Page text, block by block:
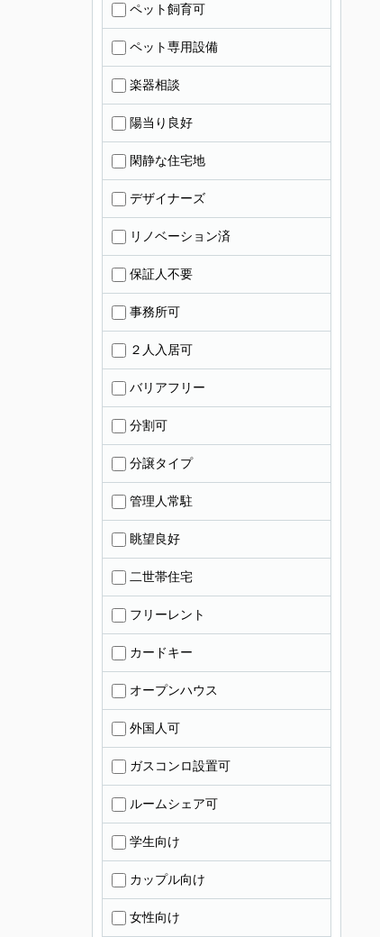
ペット飼育可
ペット専用設備
楽器相談
陽当り良好
閑静な住宅地
デザイナーズ
リノベーション済
保証人不要
事務所可
２人入居可
バリアフリー
分割可
分譲タイプ
管理人常駐
眺望良好
二世帯住宅
フリーレント
カードキー
オープンハウス
外国人可
ガスコンロ設置可
ルームシェア可
学生向け
カップル向け
女性向け